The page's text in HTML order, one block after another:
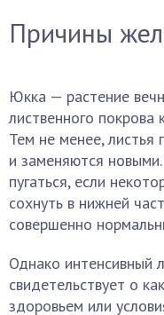
Причины
Юкка — растение
лиственного
Тем не менее, листья
и заменяются
пугаться, если
сохнуть в нижней
совершенно
Однако интенсивный
свидетельствует о
здоровьем или